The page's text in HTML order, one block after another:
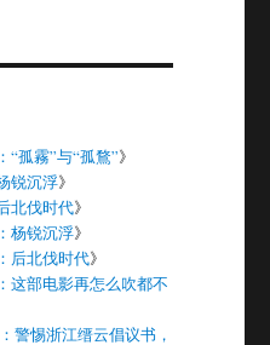
“孤霧”与“孤鶩”》
锐沉浮》
北伐时代》
杨锐沉浮》
后北伐时代》
这部电影再怎么吹都不
警惕浙江缙云倡议书，